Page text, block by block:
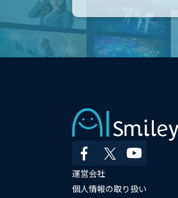
運営会社
個人情報の取り扱い